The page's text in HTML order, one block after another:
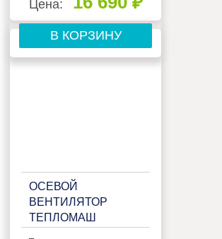
Цена:
В КОРЗИНУ
ОСЕВОЙ
ВЕНТИЛЯТОР
ТЕПЛОМАШ